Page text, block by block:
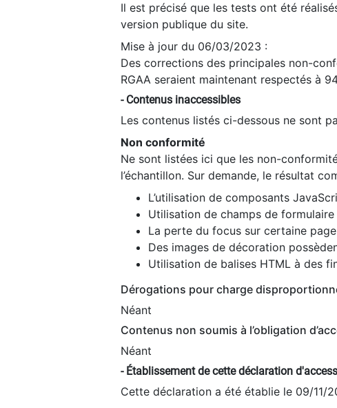
Il est précisé que les tests ont été
version publique du site.
Mise à jour du 06/03/2023 :
Des corrections des principales non-
RGAA seraient maintenant respectés à
- Contenus inaccessibles
Les contenus listés ci-dessous ne sont
Non conformité
Ne sont listées ici que les non-
l’échantillon. Sur demande, le résultat
L’utilisation de composants
Utilisation de champs de
La perte du focus sur certaine
Des images de décoration
Utilisation de balises HTML à des
Dérogations pour charge
Néant
Contenus non soumis à l’obligation
Néant
- Établissement de cette déclaration
Cette déclaration a été établie le 09/11/